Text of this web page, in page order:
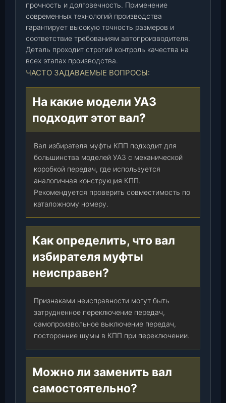
прочность и долговечность. Применение
современных технологий производства
гарантирует высокую точность размеров и
соответствие требованиям автопроизводителя.
Деталь проходит строгий контроль качества на
всех этапах производства.
ЧАСТО ЗАДАВАЕМЫЕ ВОПРОСЫ:
На какие модели УАЗ
подходит этот вал?
Вал избирателя муфты КПП подходит для
большинства моделей УАЗ с механической
коробкой передач, где используется
аналогичная конструкция КПП.
Рекомендуется проверить совместимость по
каталожному номеру.
Как определить, что вал
избирателя муфты
неисправен?
Признаками неисправности могут быть
затрудненное переключение передач,
самопроизвольное выключение передач,
посторонние шумы в КПП при переключении.
Можно ли заменить вал
самостоятельно?